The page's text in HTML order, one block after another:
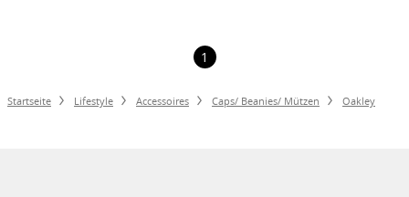
1
Startseite Lifestyle Accessoires Caps/ Beanies/ Mützen Oakley